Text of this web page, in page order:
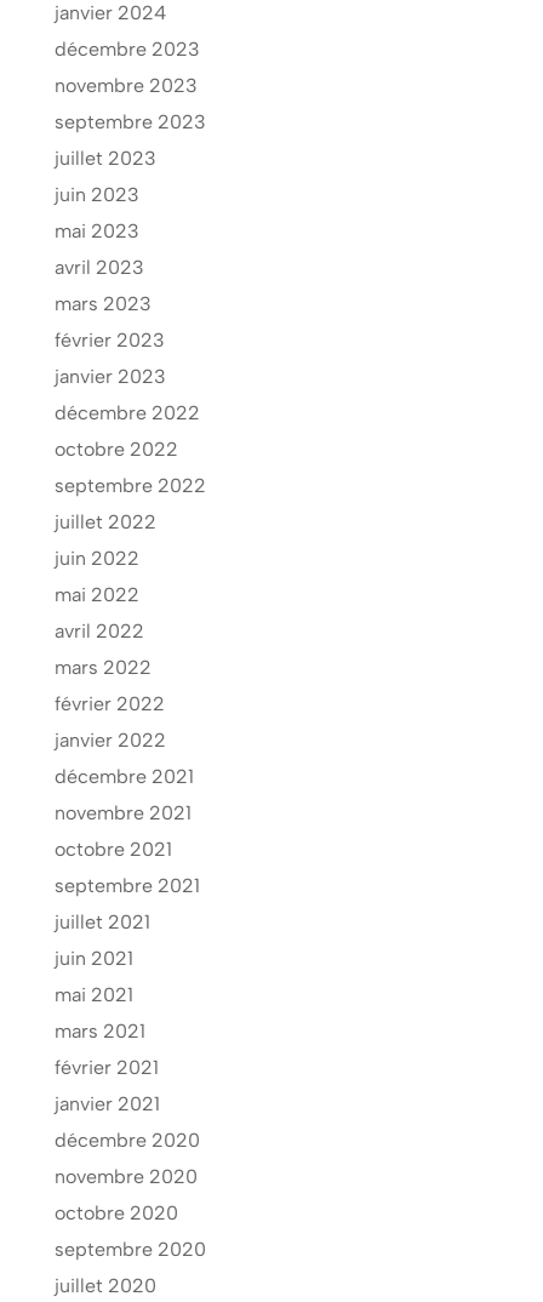
janvier 2024
décembre 2023
novembre 2023
septembre 2023
juillet 2023
juin 2023
mai 2023
avril 2023
mars 2023
février 2023
janvier 2023
décembre 2022
octobre 2022
septembre 2022
juillet 2022
juin 2022
mai 2022
avril 2022
mars 2022
février 2022
janvier 2022
décembre 2021
novembre 2021
octobre 2021
septembre 2021
juillet 2021
juin 2021
mai 2021
mars 2021
février 2021
janvier 2021
décembre 2020
novembre 2020
octobre 2020
septembre 2020
juillet 2020